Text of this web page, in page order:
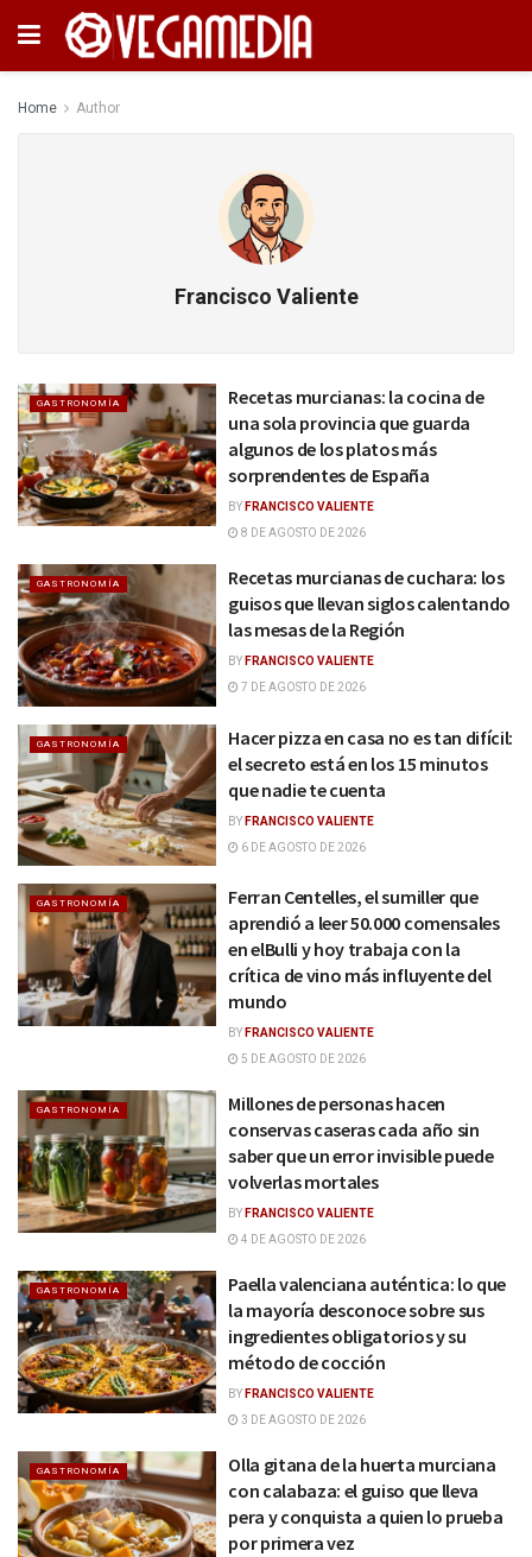
Home Author
Francisco Valiente
GASTRONOMÍA
Recetas murcianas: la cocina de
una sola provincia que guarda
algunos de los platos más
sorprendentes de España
BY FRANCISCO VALIENTE
8 DE AGOSTO DE 2026
GASTRONOMÍA
Recetas murcianas de cuchara: los
guisos que llevan siglos calentando
las mesas de la Región
BY FRANCISCO VALIENTE
7 DE AGOSTO DE 2026
GASTRONOMÍA
Hacer pizza en casa no es tan difícil:
el secreto está en los 15 minutos
que nadie te cuenta
BY FRANCISCO VALIENTE
6 DE AGOSTO DE 2026
GASTRONOMÍA
Ferran Centelles, el sumiller que
aprendió a leer 50.000 comensales
en elBulli y hoy trabaja con la
crítica de vino más influyente del
mundo
BY FRANCISCO VALIENTE
5 DE AGOSTO DE 2026
GASTRONOMÍA
Millones de personas hacen
conservas caseras cada año sin
saber que un error invisible puede
volverlas mortales
BY FRANCISCO VALIENTE
4 DE AGOSTO DE 2026
GASTRONOMÍA
Paella valenciana auténtica: lo que
la mayoría desconoce sobre sus
ingredientes obligatorios y su
método de cocción
BY FRANCISCO VALIENTE
3 DE AGOSTO DE 2026
GASTRONOMÍA
Olla gitana de la huerta murciana
con calabaza: el guiso que lleva
pera y conquista a quien lo prueba
por primera vez